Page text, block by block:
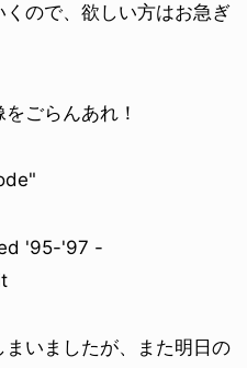
ので、欲しい方はお急ぎ
ごらんあれ！
'95-'97 -
いましたが、また明日の